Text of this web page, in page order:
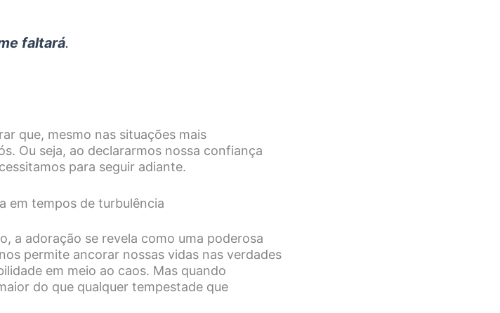
faltará.
que, mesmo nas situações mais
Ou seja, ao declararmos nossa confiança
para seguir adiante.
em tempos de turbulência
a adoração se revela como uma poderosa
permite ancorar nossas vidas nas verdades
em meio ao caos. Mas quando
do que qualquer tempestade que